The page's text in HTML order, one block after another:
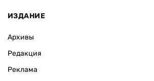
ИЗДАНИЕ
Архивы
Редакция
Реклама